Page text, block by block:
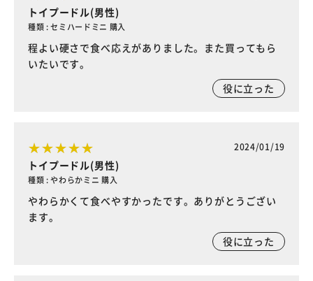
トイプードル(男性)
種類 : セミハードミニ 購入
程よい硬さで食べ応えがありました。また買ってもら
いたいです。
役に立った
2024/01/19
トイプードル(男性)
種類 : やわらかミニ 購入
やわらかくて食べやすかったです。ありがとうござい
ます。
役に立った